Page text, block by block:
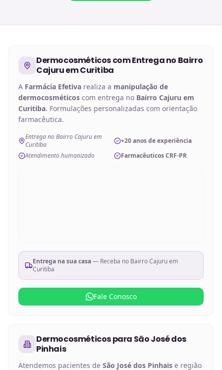
Dermocosméticoscom Entrega no Bairro
Cajuru em Curitiba
A Farmácia Efetiva realiza a manipulação de
dermocosméticos com entrega no Bairro Cajuru em
Curitiba. Formulações personalizadas com orientação
farmacêutica.
Entrega no Bairro Cajuru em
Curitiba
+20 anos de experiência
Atendimento humanizado
Farmacêuticos CRF-PR
Entrega na sua casa— Receba no Bairro Cajuru em
Curitiba
Fale Conosco
Dermocosméticospara São José dos
Pinhais
Atendemos pacientes de São José dos Pinhais e região